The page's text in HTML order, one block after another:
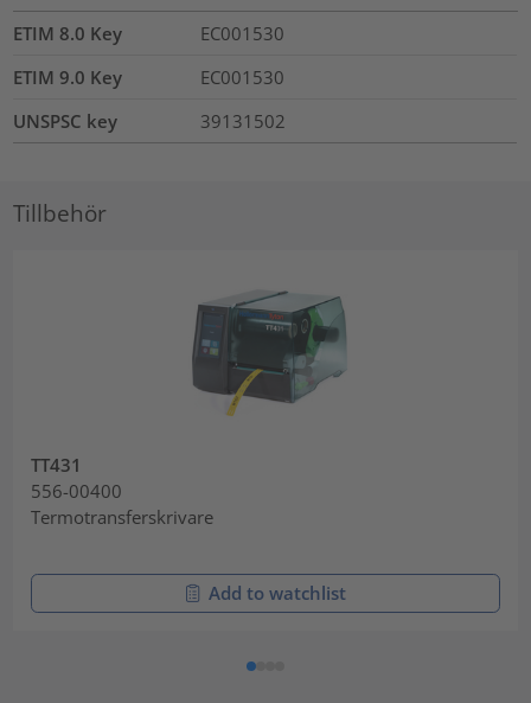
ETIM 8.0 Key
EC001530
ETIM 9.0 Key
EC001530
UNSPSC key
39131502
Tillbehör
TT431
556-00400
Termotransferskrivare
Add to watchlist